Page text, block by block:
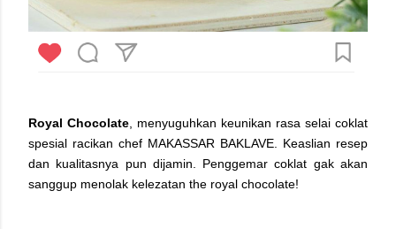
Royal Chocolate , menyuguhkan keunikan rasa selai coklat
spesial racikan chef MAKASSAR BAKLAVE. Keaslian resep
dan kualitasnya pun dijamin. Penggemar coklat gak akan
sanggup menolak kelezatan the royal chocolate!